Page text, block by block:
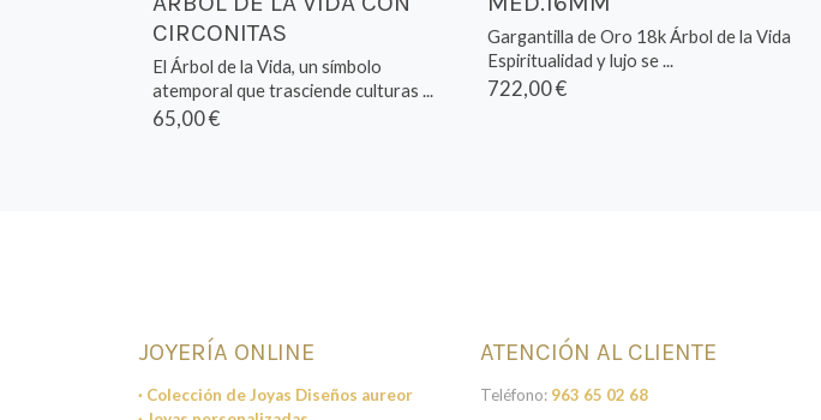
CIRCONITAS
El Árbol de la Vida, un símbolo
atemporal que trasciende culturas ...
65,00 €
Gargantilla de Oro 18k Árbol de la Vida
Espiritualidad y lujo se ...
722,00 €
JOYERÍA ONLINE
· Colección de Joyas Diseños aureor
ATENCIÓN AL CLIENTE
Teléfono: 963 65 02 68